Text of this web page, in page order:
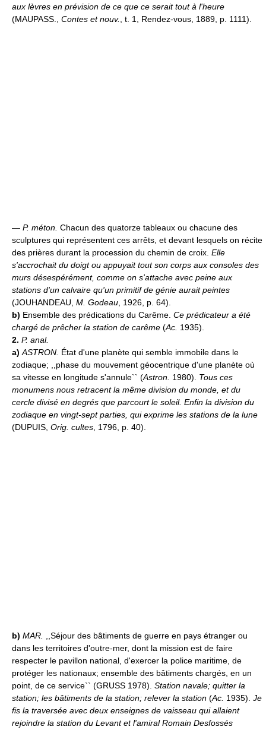
aux lèvres en prévision de ce que ce serait tout à l'heure
(MAUPASS., Contes et nouv. , t. 1, Rendez-vous, 1889, p. 1111).
— P. méton. Chacun des quatorze tableaux ou chacune des
sculptures qui représentent ces arrêts, et devant lesquels on récite
des prières durant la procession du chemin de croix. Elle
s'accrochait du doigt ou appuyait tout son corps aux consoles des
murs désespérément, comme on s'attache avec peine aux
stations d'un calvaire qu'un primitif de génie aurait peintes
(JOUHANDEAU, M. Godeau , 1926, p. 64).
b) Ensemble des prédications du Carême. Ce prédicateur a été
chargé de prêcher la station de carême (Ac. 1935).
2. P. anal.
a) ASTRON. État d'une planète qui semble immobile dans le
zodiaque; ,,phase du mouvement géocentrique d'une planète où
sa vitesse en longitude s'annule`` (Astron. 1980). Tous ces
monumens nous retracent la même division du monde, et du
cercle divisé en degrés que parcourt le soleil. Enfin la division du
zodiaque en vingt-sept parties, qui exprime les stations de la lune
(DUPUIS, Orig. cultes , 1796, p. 40).
b) MAR.
,,Séjour des bâtiments de guerre en pays étranger ou
dans les territoires d'outre-mer, dont la mission est de faire
respecter le pavillon national, d'exercer la police maritime, de
protéger les nationaux; ensemble des bâtiments chargés, en un
point, de ce service`` (GRUSS 1978). Station navale; quitter la
station; les bâtiments de la station; relever la station (Ac. 1935). Je
fis la traversée avec deux enseignes de vaisseau qui allaient
rejoindre la station du Levant et l'amiral Romain Desfossés